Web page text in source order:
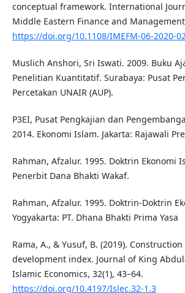
conceptual framework. International
Middle Eastern Finance and
https://doi.org/10.1108/IMEFM-06-2020-
Muslich Anshori, Sri Iswati. 2009. Buku
Penelitian Kuantitatif. Surabaya: Pusat
Percetakan UNAIR (AUP).
P3EI, Pusat Pengkajian dan
2014. Ekonomi Islam. Jakarta: Rajawali
Rahman, Afzalur. 1995. Doktrin Ekonomi
Penerbit Dana Bhakti Wakaf.
Rahman, Afzalur. 1995. Doktrin-Doktrin
Yogyakarta: PT. Dhana Bhakti Prima Yasa
Rama, A., & Yusuf, B. (2019).
development index. Journal of King
Islamic Economics, 32(1), 43–64.
https://doi.org/10.4197/Islec.32-1.3